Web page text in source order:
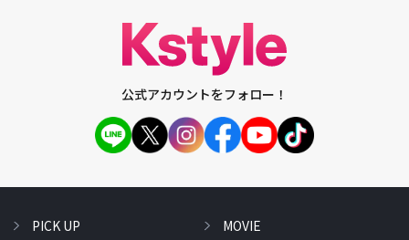
公式アカウントをフォロー！
PICK UP MOVIE